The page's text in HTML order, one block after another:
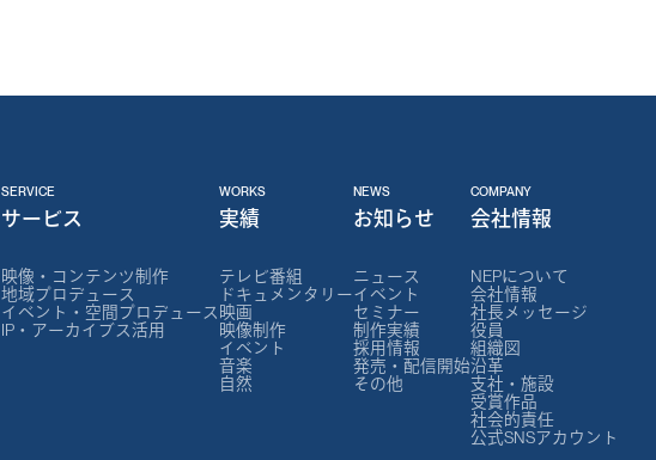
SERVICE
サービス
映像・コンテンツ制作
地域プロデュース
イベント・空間プロデュース
IP・アーカイブス活用
WORKS
実績
テレビ番組
ドキュメンタリー
映画
映像制作
イベント
音楽
自然
NEWS
お知らせ
ニュース
イベント
セミナー
制作実績
採用情報
発売・配信開始
その他
COMPANY
会社情報
NEPについて
会社情報
社長メッセージ
役員
組織図
沿革
支社・施設
受賞作品
社会的責任
公式SNSアカウント